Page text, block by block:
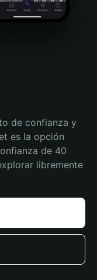
de confianza y
es la opción
de 40
libremente